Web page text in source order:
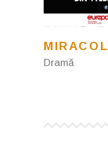
MIRACOL
Dramă